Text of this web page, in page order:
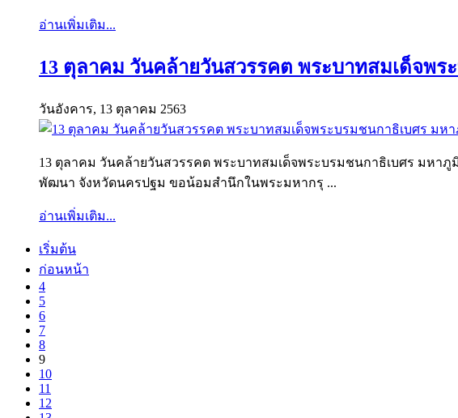
อ่านเพิ่มเติม...
13 ตุลาคม วันคล้ายวันสวรรคต พระบาทสมเด็จพ
วันอังคาร, 13 ตุลาคม 2563
13 ตุลาคม วันคล้ายวันสวรรคต พระบาทสมเด็จพระบรมชนกาธิเบศร มห
พัฒนา จังหวัดนครปฐม ขอน้อมสำนึกในพระมหากรุ ...
อ่านเพิ่มเติม...
เริ่มต้น
ก่อนหน้า
4
5
6
7
8
9
10
11
12